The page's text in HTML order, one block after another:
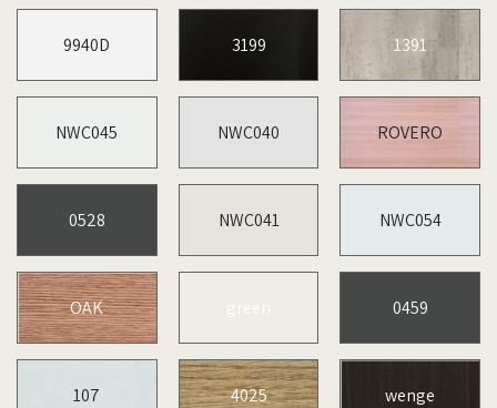
1391
3199
9940D
ROVERO
NWC040
NWC045
NWC054
NWC041
0528
0459
green
OAK
wenge
4025
107